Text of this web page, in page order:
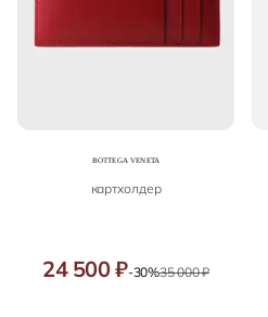
картхолдер
24 500 ₽-30%35 000 ₽